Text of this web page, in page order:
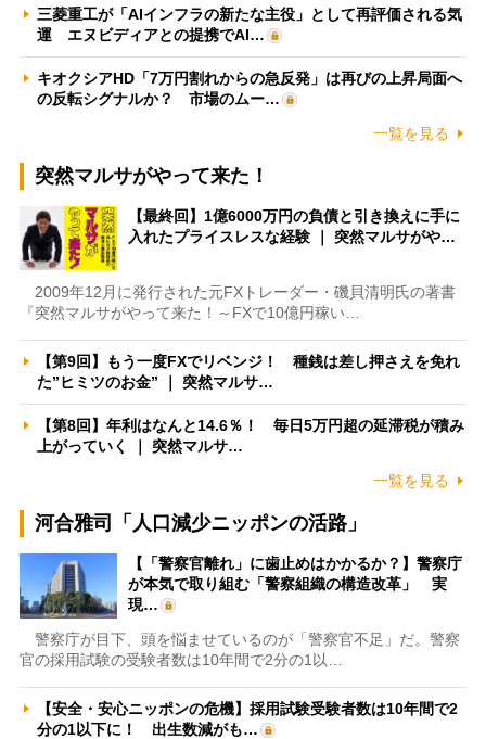
三菱重工が「AIインフラの新たな主役」として再評価される気
運 エヌビディアとの提携でAI…
キオクシアHD「7万円割れからの急反発」は再びの上昇局面へ
の反転シグナルか？ 市場のムー…
一覧を見る
突然マルサがやって来た！
【最終回】1億6000万円の負債と引き換えに手に
入れたプライスレスな経験 ｜ 突然マルサがや…
2009年12月に発行された元FXトレーダー・磯貝清明氏の著書
『突然マルサがやって来た！～FXで10億円稼い…
【第9回】もう一度FXでリベンジ！ 種銭は差し押さえを免れ
た”ヒミツのお金” ｜ 突然マルサ…
【第8回】年利はなんと14.6％！ 毎日5万円超の延滞税が積み
上がっていく ｜ 突然マルサ…
一覧を見る
河合雅司「人口減少ニッポンの活路」
【「警察官離れ」に歯止めはかかるか？】警察庁
が本気で取り組む「警察組織の構造改革」 実
現…
警察庁が目下、頭を悩ませているのが「警察官不足」だ。警察
官の採用試験の受験者数は10年間で2分の1以…
【安全・安心ニッポンの危機】採用試験受験者数は10年間で2
分の1以下に！ 出生数減がも…